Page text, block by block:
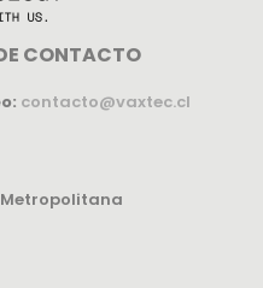
CONTACTO
contacto@vaxtec.cl